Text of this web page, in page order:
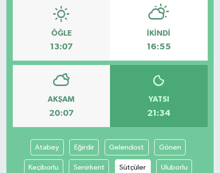
ÖĞLE
13:07
İKINDI
16:55
AKŞAM
20:07
YATSI
21:34
Atabey Eğirdir Gelendost Gönen
Keçiborlu Senirkent Sütçüler Uluborlu
EKONOMİ
Erdek
Havran
İvrindi
KENT GÜNDEMİ